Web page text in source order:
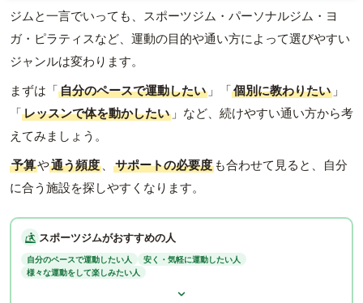
ジムと一言でいっても、スポーツジム・パーソナルジム・ヨ
ガ・ピラティスなど、運動の目的や通い方によって選びやすい
ジャンルは変わります。
まずは「自分のペースで運動したい 」「個別に教わりたい 」
「レッスンで体を動かしたい 」など、続けやすい通い方から考
えてみましょう。
予算や通う頻度 、 サポートの必要度 も合わせて見ると、自分
に合う施設を探しやすくなります。
スポーツジムがおすすめの人
自分のペースで運動したい人
安く・気軽に運動したい人
様々な運動をして楽しみたい人